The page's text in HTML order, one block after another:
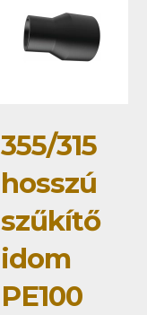
355/315
hosszú
szűkítő
idom
PE100